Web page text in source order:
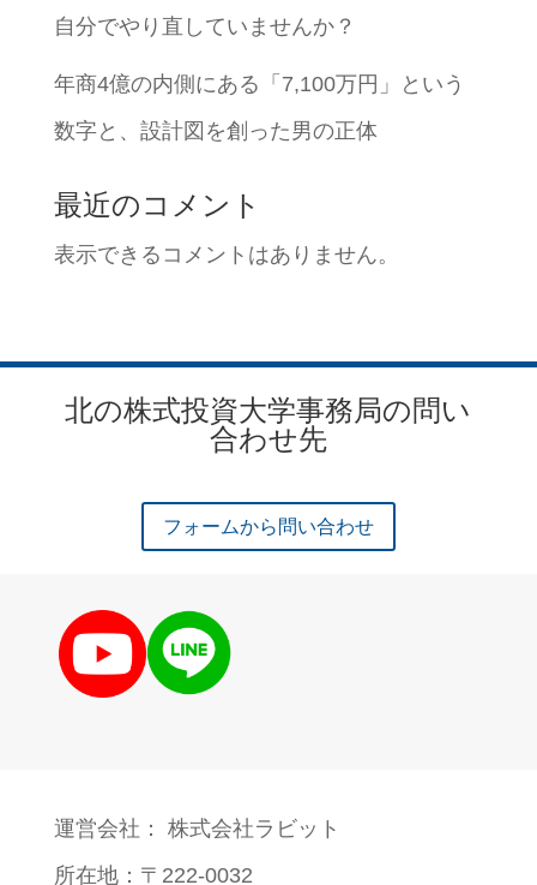
自分でやり直していませんか？
年商4億の内側にある「7,100万円」という
数字と、設計図を創った男の正体
最近のコメント
表示できるコメントはありません。
北の株式投資大学事務局の問い
合わせ先
フォームから問い合わせ
運営会社： 株式会社ラビット
所在地：〒222-0032